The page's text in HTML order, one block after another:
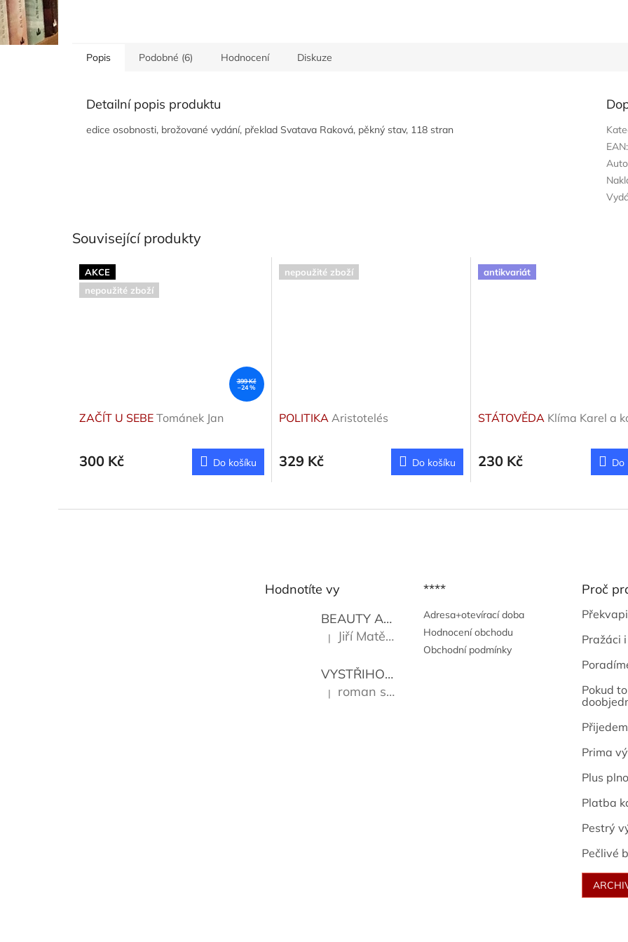
Popis Podobné (6) Hodnocení Diskuze
Detailní popis produktu
edice osobnosti, brožované vydání, překlad Svatava Raková, pěkný stav, 118 stran
EAN:
Související produkty
AKCE
nepoužité zboží
399 Kč
–24 %
ZAČÍT U SEBE Tománek Jan
300 Kč Do košíku
nepoužité zboží
POLITIKA Aristotelés
329 Kč Do košíku
antikvariát
STÁTOVĚDA Klíma Karel a
230 Kč Do
Hodnotíte vy
BEAUTY AND THE BEAT
Go Go's
Hodnocení produktu je 5 z 5 hvězdiček.
| Jiří Matějů
VYSTŘIHOVÁNKY - PRAŽSKÉ PAMÁTKY Kropáček
Hodnocení produktu je 5 z 5 hvězdiček.
| roman sekanina
****
Adresa+otevírací doba
Hodnocení obchodu
Obchodní podmínky
Proč
Pražáci
Pokud
Prima
Plus
Platba
Pestrý
Pečlivé